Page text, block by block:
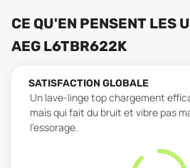
CE QU'EN PENSENT LES
AEG L6TBR622K
SATISFACTION GLOBALE
Un lave-linge top chargement
mais qui fait du bruit et vibre pas
l'essorage.